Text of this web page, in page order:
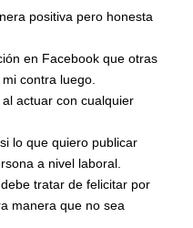
positiva pero honesta
en Facebook que otras
contra luego.
actuar con cualquier
lo que quiero publicar
a nivel laboral.
tratar de felicitar por
manera que no sea